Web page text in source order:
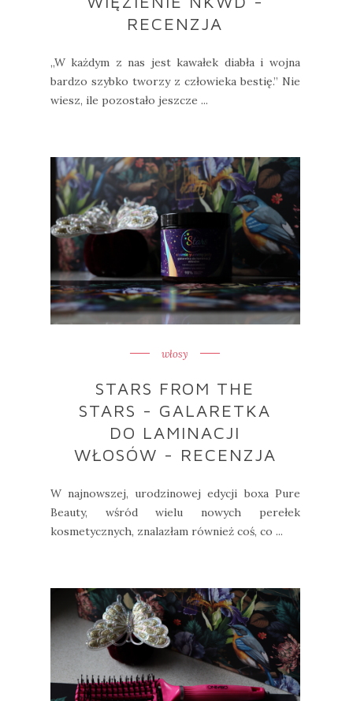
RECENZJA
„W każdym z nas jest kawałek diabła i wojna
bardzo szybko tworzy z człowieka bestię.” Nie
wiesz, ile pozostało jeszcze ...
włosy
STARS FROM THE
STARS - GALARETKA
DO LAMINACJI
WŁOSÓW - RECENZJA
W najnowszej, urodzinowej edycji boxa Pure
Beauty, wśród wielu nowych perełek
kosmetycznych, znalazłam również coś, co ...